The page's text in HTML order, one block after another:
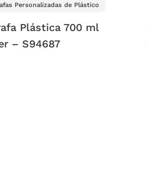
Personalizadas de Plástico
Plástica 700 ml
– S94687